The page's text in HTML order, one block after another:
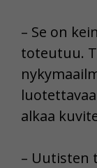
– Se on
toteutuu.
alkaa
– Uutisten